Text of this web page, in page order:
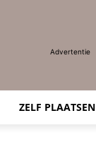
Advertentie
ZELF PLAATSEN